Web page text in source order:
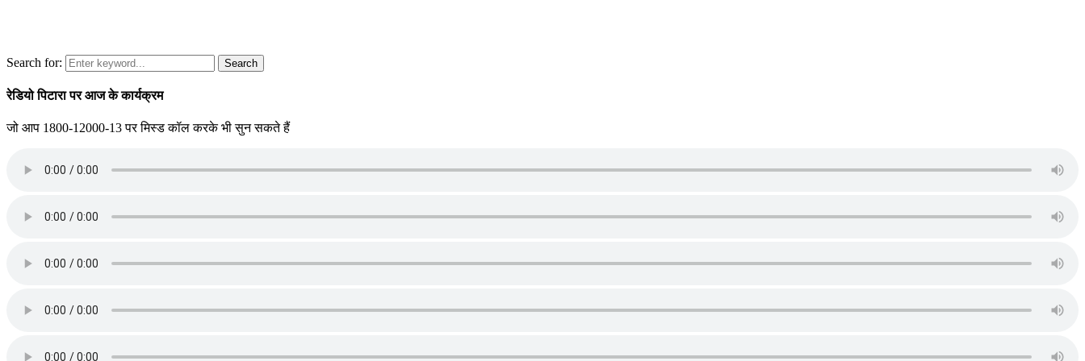
Search for: Search
रेडियो पिटारा पर आज के कार्यक्रम
जो आप 1800-12000-13 पर मिस्ड कॉल करके भी सुन सकते हैं